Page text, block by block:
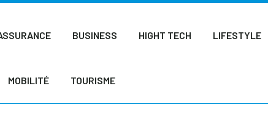
BUSINESS HIGHT TECH LIFESTYLE
MOBILITÉ TOURISME